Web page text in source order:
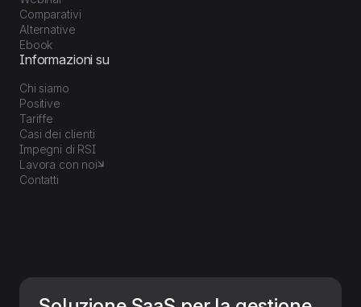
Comparativi
Alternative
Ebook
Informazioni su
Chi siamo
Positive
Tariffe
Casi dei clienti
Impegni di RSI
Lavora con noi
Contatti